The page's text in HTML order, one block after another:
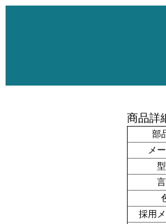
商品詳
部
メ
採用